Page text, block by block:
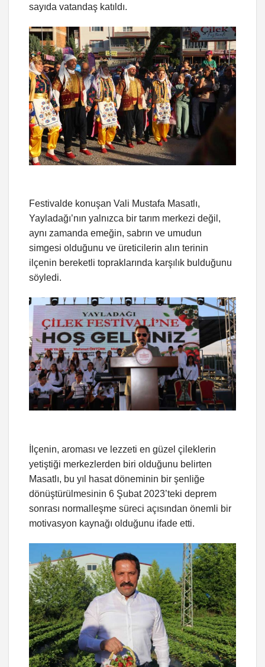
sayıda vatandaş katıldı.
Festivalde konuşan Vali Mustafa Masatlı,
Yayladağı’nın yalnızca bir tarım merkezi değil,
aynı zamanda emeğin, sabrın ve umudun
simgesi olduğunu ve üreticilerin alın terinin
ilçenin bereketli topraklarında karşılık bulduğunu
söyledi.
İlçenin, aroması ve lezzeti en güzel çileklerin
yetiştiği merkezlerden biri olduğunu belirten
Masatlı, bu yıl hasat döneminin bir şenliğe
dönüştürülmesinin 6 Şubat 2023’teki deprem
sonrası normalleşme süreci açısından önemli bir
motivasyon kaynağı olduğunu ifade etti.